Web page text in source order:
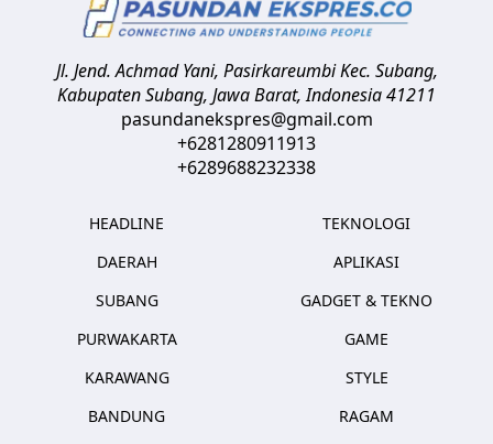
Jl. Jend. Achmad Yani, Pasirkareumbi Kec. Subang,
Kabupaten Subang, Jawa Barat,Indonesia41211
pasundanekspres@gmail.com
+6281280911913
+6289688232338
HEADLINE
DAERAH
SUBANG
PURWAKARTA
KARAWANG
BANDUNG
TEKNOLOGI
APLIKASI
GADGET & TEKNO
GAME
STYLE
RAGAM